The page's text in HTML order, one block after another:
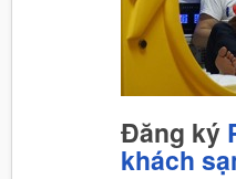
Đăng ký
khách